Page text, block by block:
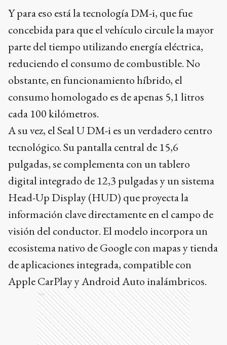
Y para eso está la tecnología DM-i, que fue
concebida para que el vehículo circule la mayor
parte del tiempo utilizando energía eléctrica,
reduciendo el consumo de combustible. No
obstante, en funcionamiento híbrido, el
consumo homologado es de apenas 5,1 litros
cada 100 kilómetros.
A su vez, el Seal U DM-i es un verdadero centro
tecnológico. Su pantalla central de 15,6
pulgadas, se complementa con un tablero
digital integrado de 12,3 pulgadas y un sistema
Head-Up Display (HUD) que proyecta la
información clave directamente en el campo de
visión del conductor. El modelo incorpora un
ecosistema nativo de Google con mapas y tienda
de aplicaciones integrada, compatible con
Apple CarPlay y Android Auto inalámbricos.
Ads